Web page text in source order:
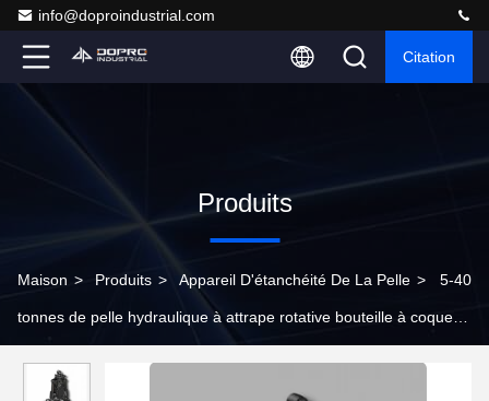
info@doproindustrial.com
Citation
Produits
Maison > Produits > Appareil D'étanchéité De La Pelle > 5-40
tonnes de pelle hydraulique à attrape rotative bouteille à coque